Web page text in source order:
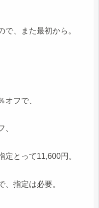
、また最初から。
オフで、
、
定とって11,600円。
、指定は必要。